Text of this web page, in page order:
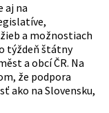
aj na
a možnostiach
týždeň štátny
a obcí ČR. Na
že podpora
ako na Slovensku,